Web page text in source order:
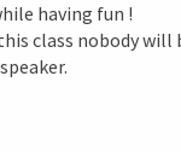
having fun !
class nobody will